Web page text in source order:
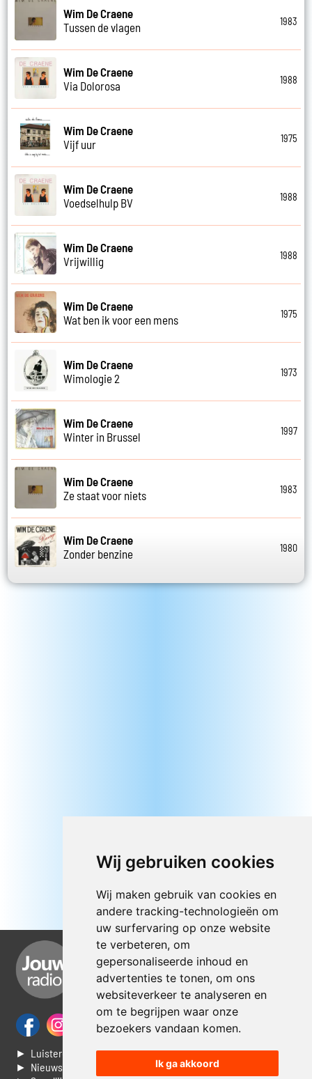
Wij gebruiken cookies
Wij maken gebruik van cookies en
andere tracking-technologieën om
uw surfervaring op onze website
te verbeteren, om
gepersonaliseerde inhoud en
advertenties te tonen, om ons
websiteverkeer te analyseren en
om te begrijpen waar onze
bezoekers vandaan komen.
Ik ga akkoord
Wim De Craene
Tussen de vlagen
1983
Wim De Craene
Via Dolorosa
1988
Wim De Craene
Vijf uur
1975
Wim De Craene
Voedselhulp BV
1988
Wim De Craene
Vrijwillig
1988
Wim De Craene
Wat ben ik voor een mens
1975
Wim De Craene
Wimologie 2
1973
Wim De Craene
Winter in Brussel
1997
Wim De Craene
Ze staat voor niets
1983
Wim De Craene
Zonder benzine
1980
► Luisteren naar Jouwradio
► Nieuws